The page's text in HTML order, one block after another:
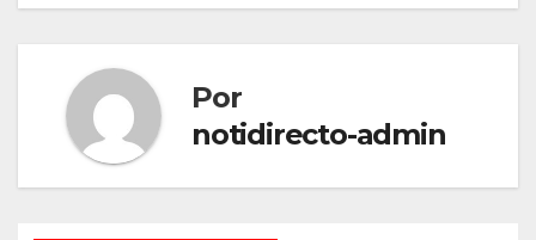
Por
notidirecto-admin